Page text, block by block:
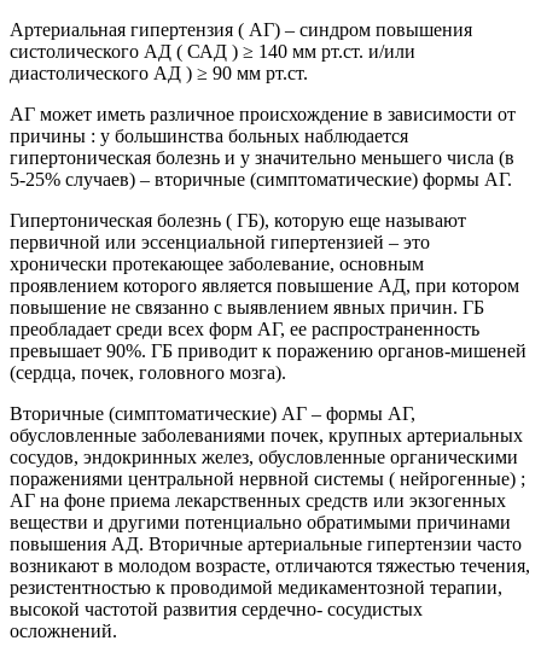
Артериальная гипертензия ( АГ) – синдром повышения
систолического АД ( САД ) ≥ 140 мм рт.ст. и/или
диастолического АД ) ≥ 90 мм рт.ст.
АГ может иметь различное происхождение в зависимости от
причины : у большинства больных наблюдается
гипертоническая болезнь и у значительно меньшего числа (в
5-25% случаев) – вторичные (симптоматические) формы АГ.
Гипертоническая болезнь ( ГБ), которую еще называют
первичной или эссенциальной гипертензией – это
хронически протекающее заболевание, основным
проявлением которого является повышение АД, при котором
повышение не связанно с выявлением явных причин. ГБ
преобладает среди всех форм АГ, ее распространенность
превышает 90%. ГБ приводит к поражению органов-мишеней
(сердца, почек, головного мозга).
Вторичные (симптоматические) АГ – формы АГ,
обусловленные заболеваниями почек, крупных артериальных
сосудов, эндокринных желез, обусловленные органическими
поражениями центральной нервной системы ( нейрогенные) ;
АГ на фоне приема лекарственных средств или экзогенных
веществи и другими потенциально обратимыми причинами
повышения АД. Вторичные артериальные гипертензии часто
возникают в молодом возрасте, отличаются тяжестью течения,
резистентностью к проводимой медикаментозной терапии,
высокой частотой развития сердечно- сосудистых
осложнений.